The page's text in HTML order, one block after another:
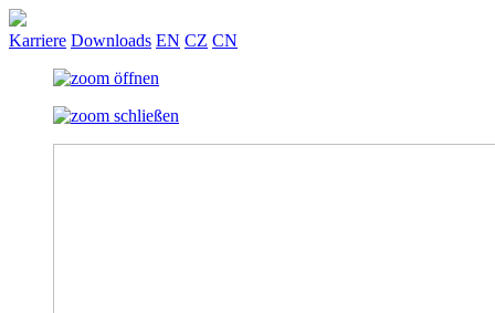
Karriere Downloads EN CZ CN